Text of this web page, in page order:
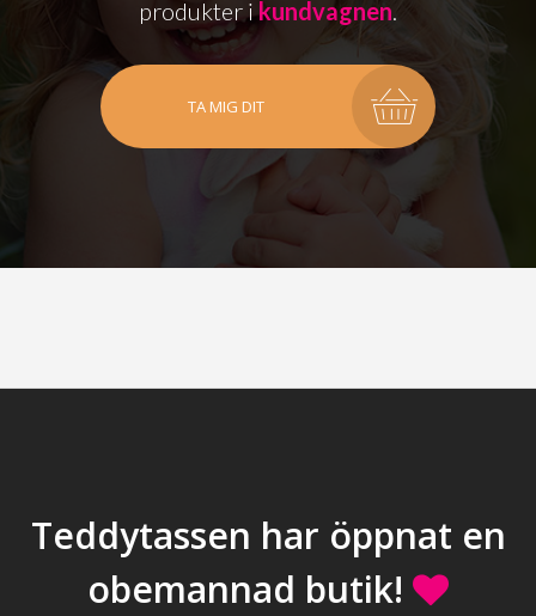
produkter ikundvagnen.
TA MIG DIT
Teddytassen har öppnat en
obemannad butik!